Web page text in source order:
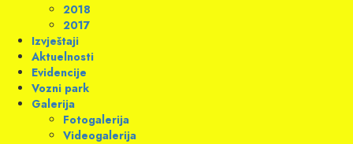
2018
2017
Izvještaji
Aktuelnosti
Evidencije
Vozni park
Galerija
Fotogalerija
Videogalerija